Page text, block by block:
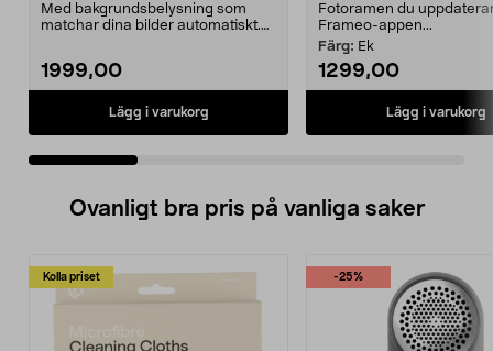
Med bakgrundsbelysning som
matchar dina bilder automatiskt.
1999,00
Lägg i varukorg
Fotoramen du
Frameo-appen...
Färg: Ek
1299,00
Lägg i varukorg
Ovanligt bra pris på vanliga saker
Kolla priset -25%